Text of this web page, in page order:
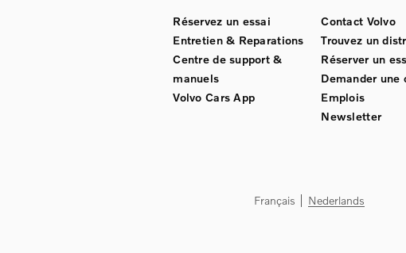
Réservez un essai
Entretien & Reparations
Centre de support &
manuels
Volvo Cars App
Contact Volvo
Trouvez un
Réserver un
Demander une
Emplois
Newsletter
Français Nederlands